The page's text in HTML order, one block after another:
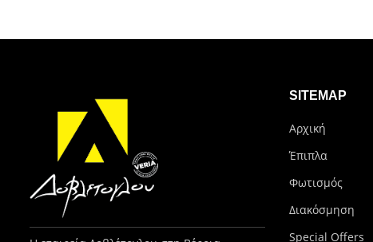
SITEMAP
Αρχική
Έπιπλα
Φωτισμός
Διακόσμηση
Special Offers